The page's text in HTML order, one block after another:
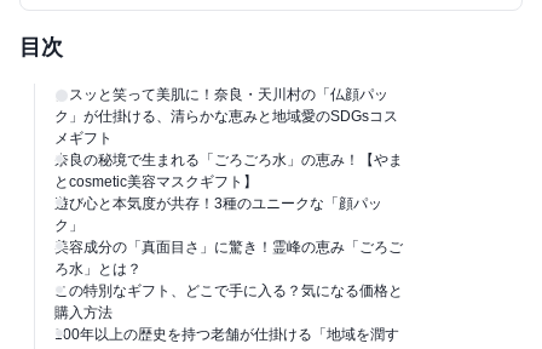
目次
クスッと笑って美肌に！奈良・天川村の「仏顔パッ
ク」が仕掛ける、清らかな恵みと地域愛のSDGsコス
メギフト
奈良の秘境で生まれる「ごろごろ水」の恵み！【やま
とcosmetic美容マスクギフト】
遊び心と本気度が共存！3種のユニークな「顔パッ
ク」
美容成分の「真面目さ」に驚き！霊峰の恵み「ごろご
ろ水」とは？
この特別なギフト、どこで手に入る？気になる価格と
購入方法
100年以上の歴史を持つ老舗が仕掛ける「地域を潤す